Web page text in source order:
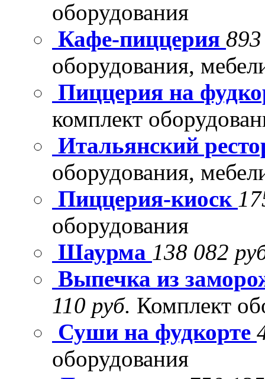
оборудования
Кафе-пиццерия
оборудования,
Пиццерия на
комплект
Итальянский
оборудования,
Пиццерия-киоск
оборудования
Шаурма 138 082
Выпечка из
110 руб. Комплект
Суши на фудкорте
оборудования